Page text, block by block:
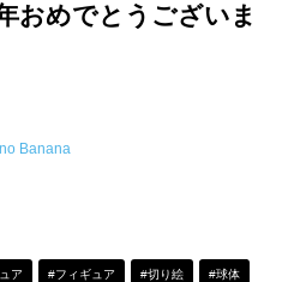
おめでとうございま
Banana
ア #フィギュア #切り絵 #球体